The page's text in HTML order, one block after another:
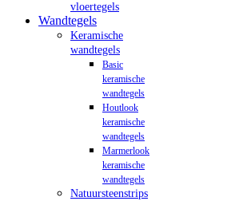
vloertegels
Wandtegels
Keramische
wandtegels
Basic
keramische
wandtegels
Houtlook
keramische
wandtegels
Marmerlook
keramische
wandtegels
Natuursteenstrips